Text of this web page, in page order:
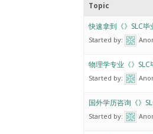
Topic
快速拿到《》SLC
Started by:
物理学专业《》
Started by:
国外学历咨询《》
Started by: